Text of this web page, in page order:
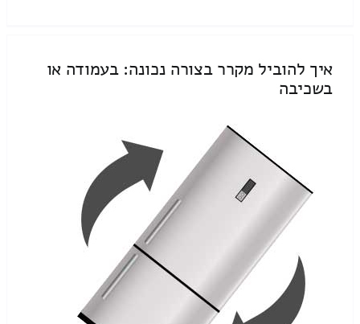
איך להוביל מקרר בצורה נכונה: בעמודה או
בשכיבה